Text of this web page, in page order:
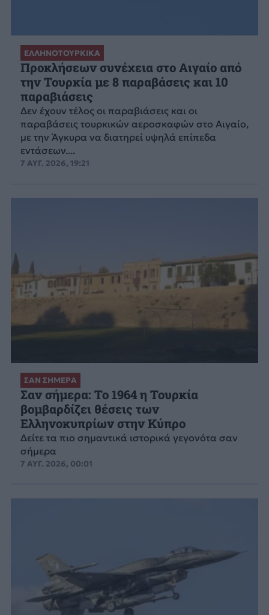
ΕΛΛΗΝΟΤΟΥΡΚΙΚΑ
Προκλήσεων συνέχεια στο Αιγαίο από
την Τουρκία με 8 παραβάσεις και 10
παραβιάσεις
Δεν έχουν τέλος οι παραβιάσεις και οι
παραβάσεις τουρκικών αεροσκαφών στο Αιγαίο,
με την Άγκυρα να διατηρεί υψηλά επίπεδα
εντάσεων....
7 ΑΥΓ. 2026, 19:21
ΣΑΝ ΣΗΜΕΡΑ
Σαν σήμερα: Το 1964 η Τουρκία
βομβαρδίζει θέσεις των
Ελληνοκυπρίων στην Κύπρο
Δείτε τα πιο σημαντικά ιστορικά γεγονότα σαν
σήμερα
7 ΑΥΓ. 2026, 00:01